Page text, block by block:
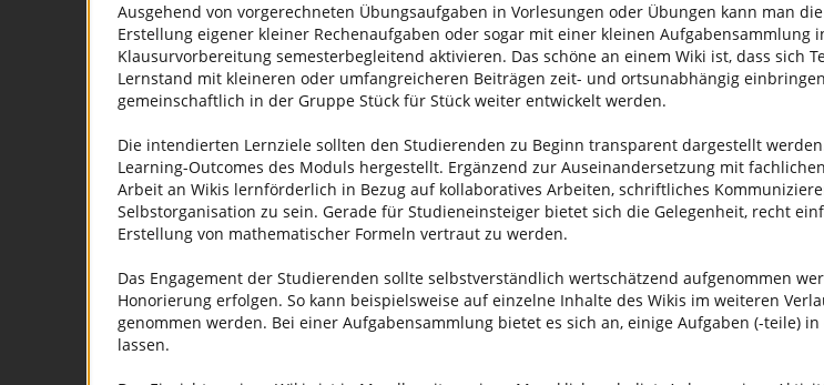
Ausgehend von vorgerechneten Übungsaufgaben in Vorlesungen oder Übungen kann man
Erstellung eigener kleiner Rechenaufgaben oder sogar mit einer kleinen Aufgabensammlung
Klausurvorbereitung semesterbegleitend aktivieren. Das schöne an einem Wiki ist, dass sich
Lernstand mit kleineren oder umfangreicheren Beiträgen zeit- und ortsunabhängig
gemeinschaftlich in der Gruppe Stück für Stück weiter entwickelt werden.
Die intendierten Lernziele sollten den Studierenden zu Beginn transparent dargestellt
Learning-Outcomes des Moduls hergestellt. Ergänzend zur Auseinandersetzung mit
Arbeit an Wikis lernförderlich in Bezug auf kollaboratives Arbeiten, schriftliches
Selbstorganisation zu sein. Gerade für Studieneinsteiger bietet sich die Gelegenheit, recht
Erstellung von mathematischer Formeln vertraut zu werden.
Das Engagement der Studierenden sollte selbstverständlich wertschätzend aufgenommen
Honorierung erfolgen. So kann beispielsweise auf einzelne Inhalte des Wikis im weiteren
genommen werden. Bei einer Aufgabensammlung bietet es sich an, einige Aufgaben (-teile)
lassen.